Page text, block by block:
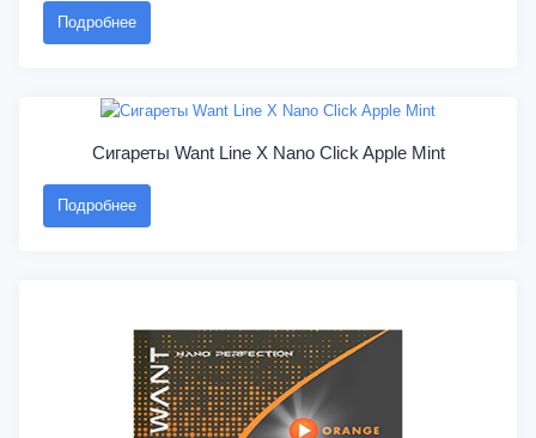
Подробнее
Сигареты Want Line X Nano Click Apple Mint
Подробнее